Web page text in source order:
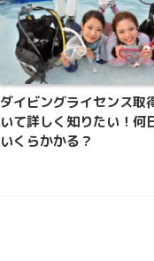
ダイビングライセンス取
いて詳しく知りたい！何
いくらかかる？